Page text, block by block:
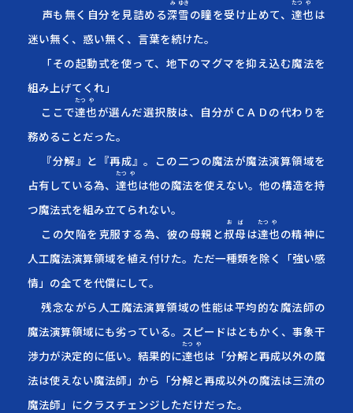
声も無く自分を見詰める深
み
雪
ゆき
の瞳を受け止めて、 達
たつ
也
や
は
迷い無く、惑い無く、言葉を続けた。
「その起動式を使って、地下のマグマを抑え込む魔法を
組み上げてくれ」
ここで達
たつ
也
や
が選んだ選択肢は、自分がＣＡＤの代わりを
務めることだった。
『分解』と『再成』。この二つの魔法が魔法演算領域を
占有している為、 達
たつ
也
や
は他の魔法を使えない。他の構造を持
つ魔法式を組み立てられない。
この欠陥を克服する為、彼の母親と叔母
おば
は達
たつ
也
や
の精神に
人工魔法演算領域を植え付けた。ただ一種類を除く「強い感
情」の全てを代償にして。
残念ながら人工魔法演算領域の性能は平均的な魔法師の
魔法演算領域にも劣っている。スピードはともかく、事象干
渉力が決定的に低い。結果的に達
たつ
也
や
は「分解と再成以外の魔
法は使えない魔法師」から「分解と再成以外の魔法は三流の
魔法師」にクラスチェンジしただけだった。